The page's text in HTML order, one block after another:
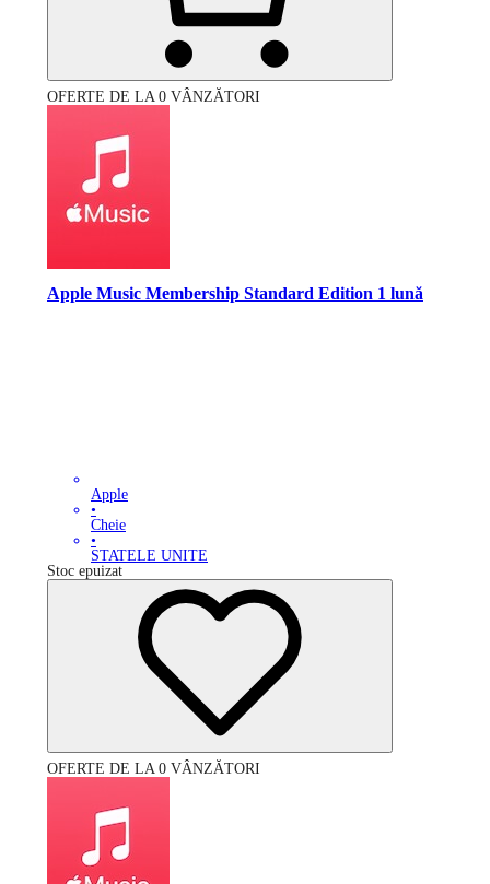
OFERTE DE LA 0 VÂNZĂTORI
Apple Music Membership Standard Edition 1 lună
Apple
•
Cheie
•
STATELE UNITE
Stoc epuizat
OFERTE DE LA 0 VÂNZĂTORI